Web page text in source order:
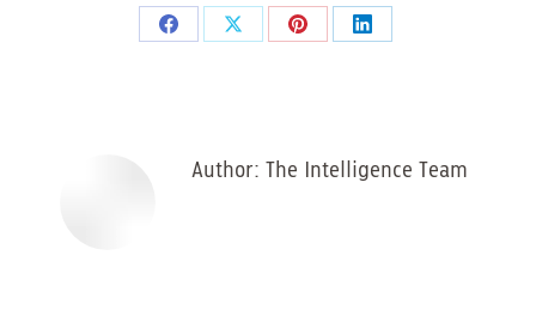
Share
Share
Share
Share
Author: The Intelligence Team